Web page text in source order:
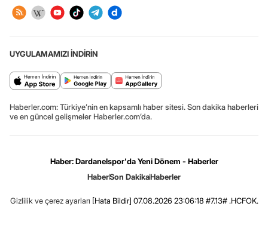
UYGULAMAMIZI İNDİRİN
Haberler.com: Türkiye’nin en kapsamlı haber sitesi. Son dakika haberleri
ve en güncel gelişmeler Haberler.com’da.
Haber: Dardanelspor'da Yeni Dönem - Haberler
HaberSon DakikaHaberler
Gizlilik ve çerez ayarları [Hata Bildir] 07.08.2026 23:06:18 #7.13# .HCFOK.